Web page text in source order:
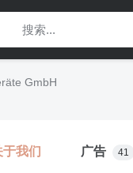
GmbH
于我们 广告 41